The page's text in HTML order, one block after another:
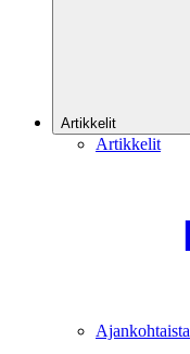
Artikkelit
Artikkelit
Ajankohtaista